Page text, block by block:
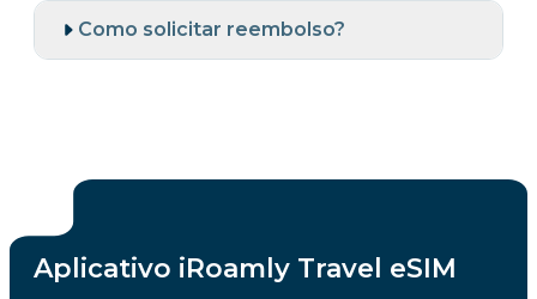
Como solicitar reembolso?
Aplicativo iRoamly Travel eSIM